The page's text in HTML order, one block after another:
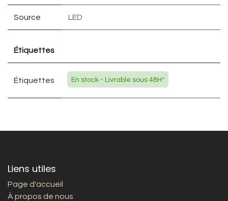
Source LED
Étiquettes
Étiquettes En stock - Livrable sous 48H*
Liens utiles
Page d'accueil
À propos de nous